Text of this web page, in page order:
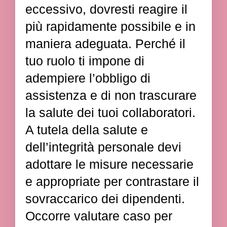
eccessivo, dovresti reagire il
più rapidamente possibile e in
maniera adeguata. Perché il
tuo ruolo ti impone di
adempiere l’obbligo di
assistenza e di non trascurare
la salute dei tuoi collaboratori.
A tutela della salute e
dell’integrità personale devi
adottare le misure necessarie
e appropriate per contrastare il
sovraccarico dei dipendenti.
Occorre valutare caso per